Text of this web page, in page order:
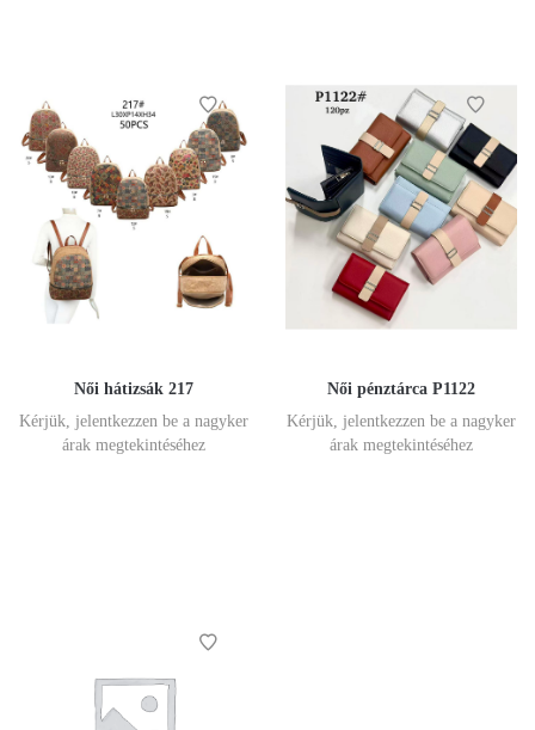
Női hátizsák 217
Kérjük, jelentkezzen be a nagyker
árak megtekintéséhez
Női pénztárca P1122
Kérjük, jelentkezzen be a nagyker
árak megtekintéséhez